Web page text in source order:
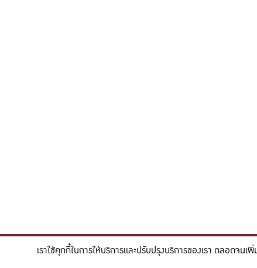
"สร้างแรงบันดาลใจให้ผู้นำแห่งอนาคตด้านวิทยาศ
เราใช้คุกกี้ในการให้บริการและปรับปรุงบริการของเรา ตลอด